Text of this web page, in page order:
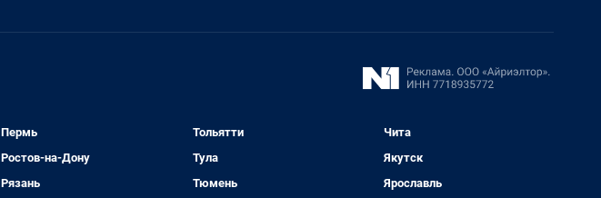
Пермь
Ростов-на-Дону
Рязань
Тольятти
Тула
Тюмень
Чита
Якутск
Ярославль